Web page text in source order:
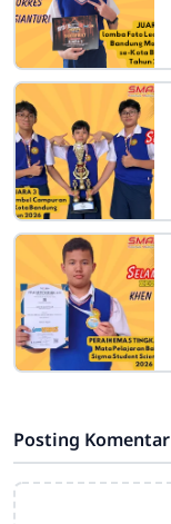
Posting Komentar